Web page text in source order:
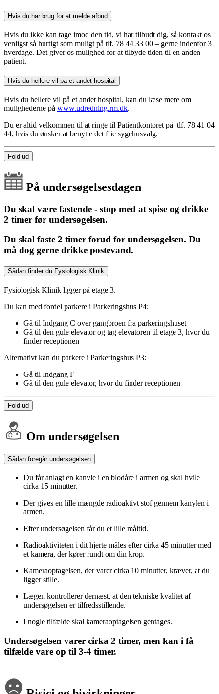
Hvis du har brug for at melde afbud
Hvis du ikke kan tage imod den tid, vi har tilbudt dig, så kontakt os
venligst så hurtigt som muligt på tlf. 78 44 33 00 – gerne indenfor 3
hverdage. Det giver os mulighed for at tilbyde tiden til en anden
patient.
Hvis du hellere vil på et andet hospital
Hvis du hellere vil på et andet hospital, kan du læse mere om
mulighederne på www.udredning.rm.dk.
Du er altid velkommen til at ringe til Patientkontoret på tlf. 78 41 04
44, hvis du ønsker at benytte det frie sygehusvalg.
Fold ud
På undersøgelsesdagen
Du skal være fastende - stop med at spise og drikke
2 timer før undersøgelsen.
Du skal faste 2 timer forud for undersøgelsen. Du
må dog gerne drikke postevand.
Sådan finder du Fysiologisk Klinik
Fysiologisk Klinik ligger på etage 3.
Du kan med fordel parkere i Parkeringshus P4:
Gå til Indgang C over gangbroen fra parkeringshuset
Gå til den gule elevator og tag elevatoren til etage 3, hvor du
finder receptionen
Alternativt kan du parkere i Parkeringshus P3:
Gå til Indgang F
Gå til den gule elevator, hvor du finder receptionen
Fold ud
Om undersøgelsen
Sådan foregår undersøgelsen
Du får anlagt en kanyle i en blodåre i armen og skal hvile
cirka 15 minutter.
Der gives en lille mængde radioaktivt stof gennem kanylen i
armen.
Efter undersøgelsen får du et lille måltid.
Radioaktiviteten i dit hjerte måles efter cirka 45 minutter med
et kamera, der kører rundt om din krop.
Kameraoptagelsen, der varer cirka 10 minutter, kræver, at du
ligger stille.
Lægen kontrollerer dernæst, at den tekniske kvalitet af
undersøgelsen er tilfredsstillende.
I nogle tilfælde skal kameraoptagelsen gentages.
Undersøgelsen varer cirka 2 timer, men kan i få
tilfælde vare op til 3-4 timer.